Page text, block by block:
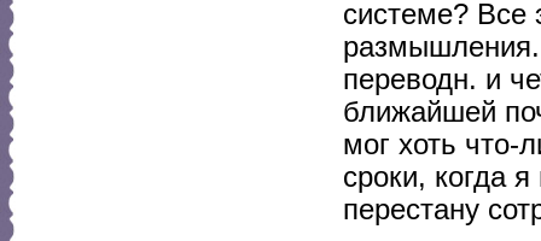
системе? Все
переводн. и
ближайшей
мог хоть что-
сроки, когда
перестану